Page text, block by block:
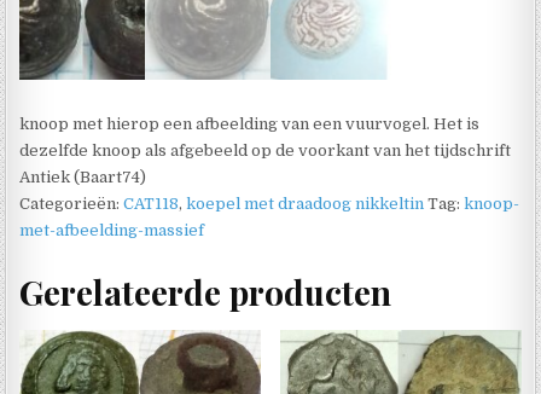
knoop met hierop een afbeelding van een vuurvogel. Het is
dezelfde knoop als afgebeeld op de voorkant van het tijdschrift
Antiek (Baart74)
Categorieën:CAT118,koepel met draadoog nikkeltin Tag:knoop-
met-afbeelding-massief
Gerelateerde producten